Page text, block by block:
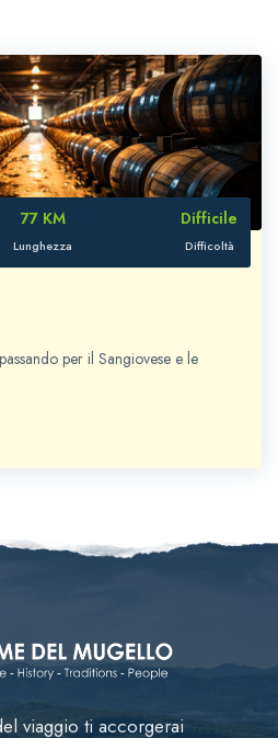
Lunghezza
77 KM
Difficoltà
Difficile
per il Sangiovese e le
viaggio ti accorgerai